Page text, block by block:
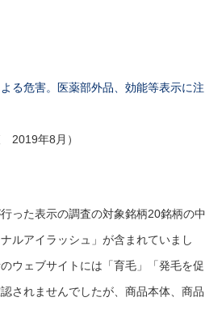
る危害。医薬部外品、効能等表示に注
2019年8月）
った表示の調査の対象銘柄20銘柄の中
ルアイラッシュ」が含まれていまし
ウェブサイトには「育毛」「発毛を促
されませんでしたが、商品本体、商品